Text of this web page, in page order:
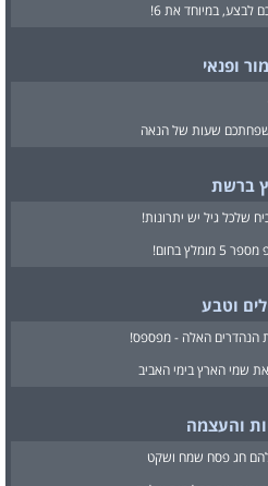
ופנאי
שעות של הנאה
ברשת
וטבע
והעצמה
להם חג פסח שמח ושקט